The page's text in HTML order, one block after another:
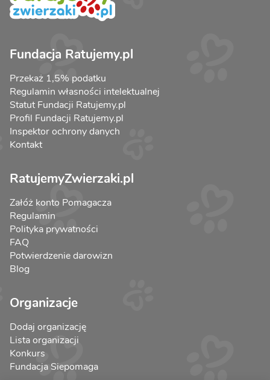
Fundacja Ratujemy.pl
Przekaż 1,5% podatku
Regulamin własności intelektualnej
Statut Fundacji Ratujemy.pl
Profil Fundacji Ratujemy.pl
Inspektor ochrony danych
Kontakt
RatujemyZwierzaki.pl
Załóż konto Pomagacza
Regulamin
Polityka prywatności
FAQ
Potwierdzenie darowizn
Blog
Organizacje
Dodaj organizację
Lista organizacji
Konkurs
Fundacja Siepomaga